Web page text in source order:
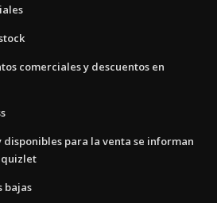
comerciales y descuentos en
disponibles para la venta se informan
quizlet
bajas